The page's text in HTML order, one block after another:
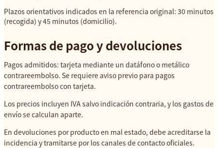
Plazos orientativos indicados en la referencia original: 30 minutos
(recogida) y 45 minutos (domicilio).
Formas de pago y devoluciones
Pagos admitidos: tarjeta mediante un datáfono o metálico
contrareembolso. Se requiere aviso previo para pagos
contrareembolso con tarjeta.
Los precios incluyen IVA salvo indicación contraria, y los gastos de
envío se calculan aparte.
En devoluciones por producto en mal estado, debe acreditarse la
incidencia y tramitarse por los canales de contacto oficiales.